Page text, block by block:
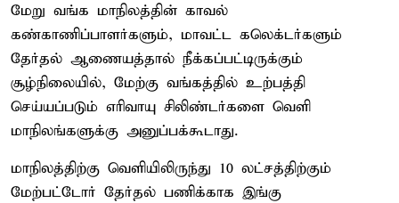
மேறு வங்க மாநிலத்தின் காவல்
கண்காணிப்பாளர்களும், மாவட்ட கலெக்டர்களும்
தேர்தல் ஆணையத்தால் நீக்கப்பட்டிருக்கும்
சூழ்நிலையில், மேற்கு வங்கத்தில் உற்பத்தி
செய்யப்படும் எரிவாயு சிலிண்டர்களை வெளி
மாநிலங்களுக்கு அனுப்பக்கூடாது.
மாநிலத்திற்கு வெளியிலிருந்து 10 லட்சத்திற்கும்
மேற்பட்டோர் தேர்தல் பணிக்காக இங்கு